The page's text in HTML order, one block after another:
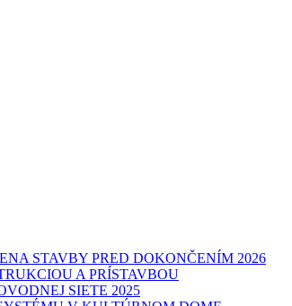
STAVBY PRED DOKONČENÍM 2026
A PRÍSTAVBOU
SIETE 2025